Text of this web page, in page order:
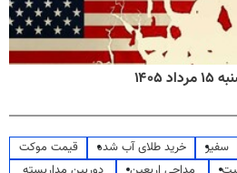
سفیر خرید طلای آب شده
قیمت موکت